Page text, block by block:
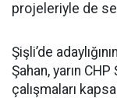
projeleriyle de
Şişli’de
Şahan, yarın
çalışmaları